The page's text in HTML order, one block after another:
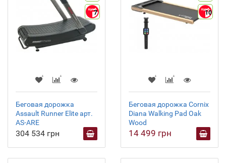
7
Беговая дорожка
Assault Runner Elite арт.
AS-ARE
304 534 грн
10
Беговая дорожка Cornix
Diana Walking Pad Oak
Wood
14 499 грн